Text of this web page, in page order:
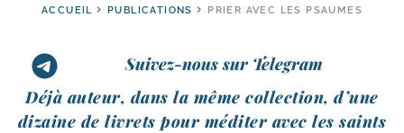
ACCUEIL PUBLICATIONS PRIER AVEC LES PSAUMES
Suivez-nous sur Telegram
Déjà auteur, dans la même col­lec­tion, d’une
dizaine de livrets pour médi­ter avec les saints